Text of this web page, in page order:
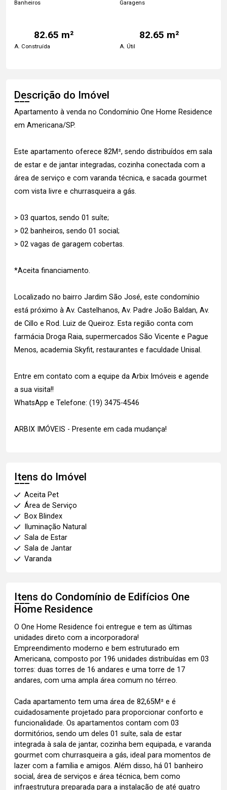
Banheiros Garagens
82.65 m²
A. Construída
82.65 m²
A. Útil
Descrição do Imóvel
Apartamento à venda no Condomínio One Home Residence
em Americana/SP.
Este apartamento oferece 82M², sendo distribuídos em sala
de estar e de jantar integradas, cozinha conectada com a
área de serviço e com varanda técnica, e sacada gourmet
com vista livre e churrasqueira a gás.
> 03 quartos, sendo 01 suíte;
> 02 banheiros, sendo 01 social;
> 02 vagas de garagem cobertas.
*Aceita financiamento.
Localizado no bairro Jardim São José, este condomínio
está próximo à Av. Castelhanos, Av. Padre João Baldan, Av.
de Cillo e Rod. Luiz de Queiroz. Esta região conta com
farmácia Droga Raia, supermercados São Vicente e Pague
Menos, academia Skyfit, restaurantes e faculdade Unisal.
Entre em contato com a equipe da Arbix Imóveis e agende
a sua visita!!
WhatsApp e Telefone: (19) 3475-4546
ARBIX IMÓVEIS - Presente em cada mudança!
Itens do Imóvel
Aceita Pet
Área de Serviço
Box Blindex
Iluminação Natural
Sala de Estar
Sala de Jantar
Varanda
Itens do Condomínio de Edifícios One
Home Residence
O One Home Residence foi entregue e tem as últimas
unidades direto com a incorporadora!
Empreendimento moderno e bem estruturado em
Americana, composto por 196 unidades distribuídas em 03
torres: duas torres de 16 andares e uma torre de 17
andares, com uma ampla área comum no térreo.
Cada apartamento tem uma área de 82,65M² e é
cuidadosamente projetado para proporcionar conforto e
funcionalidade. Os apartamentos contam com 03
dormitórios, sendo um deles 01 suíte, sala de estar
integrada à sala de jantar, cozinha bem equipada, e varanda
gourmet com churrasqueira a gás, ideal para momentos de
lazer com a família e amigos. Além disso, há 01 banheiro
social, área de serviços e área técnica, bem como
infraestrutura preparada para a instalação de até quatro